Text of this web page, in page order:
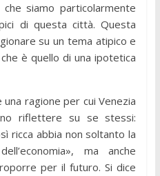
siamo particolarmente
di questa città. Questa
su un tema atipico e
è quello di una ipotetica
ragione per cui Venezia
riflettere su se stessi:
ricca abbia non soltanto la
ma anche
per il futuro. Si dice